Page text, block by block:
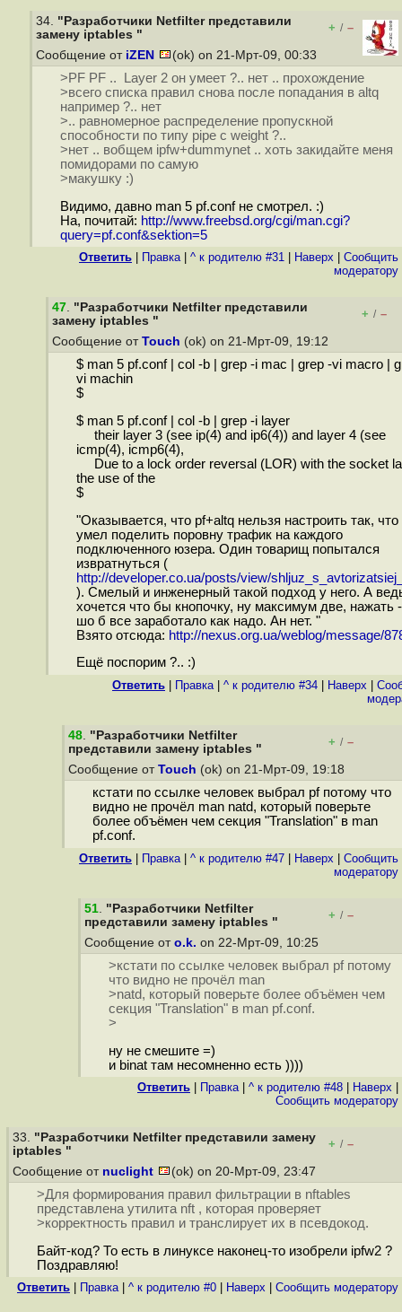
34. "Разработчики Netfilter представили
замену iptables "
+ / –
Сообщение от iZEN (ok) on 21-Мрт-09, 00:33
>PF PF .. Layer 2 он умеет ?.. нет .. прохождение
>всего списка правил снова после попадания в altq
например ?.. нет
>.. равномерное распределение пропускной
способности по типу pipe с weight ?..
>нет .. вобщем ipfw+dummynet .. хоть закидайте меня
помидорами по самую
>макушку :)
Видимо, давно man 5 pf.conf не смотрел. :)
На, почитай: http://www.freebsd.org/cgi/man.cgi?
query=pf.conf&sektion=5
Ответить Правка| ^ к родителю #31 Наверх
Cообщить
модератору
47. "Разработчики Netfilter представили
замену iptables "
+ / –
Сообщение от Touch (ok) on 21-Мрт-09, 19:12
$ man 5 pf.conf | col -b | grep -i mac | grep -vi macro |
vi machin
$
$ man 5 pf.conf | col -b | grep -i layer
their layer 3 (see ip(4) and ip6(4)) and layer 4 (see
icmp(4), icmp6(4),
Due to a lock order reversal (LOR) with the socket
the use of the
$
"Оказывается, что pf+altq нельзя настроить так,
умел поделить поровну трафик на каждого
подключенного юзера. Один товарищ попытался
извратнуться (
http://developer.co.ua/posts/view/
). Смелый и инженерный такой подход у него. А
хочется что бы кнопочку, ну максимум две, нажать
шо б все заработало как надо. Ан нет. "
Взято отсюда: http://nexus.org.ua/weblog/message/
Ещё поспорим ?.. :)
Ответить Правка| ^ к родителю #34 Наверх
48. "Разработчики Netfilter
представили замену iptables "
+ / –
Сообщение от Touch (ok) on 21-Мрт-09, 19:18
кстати по ссылке человек выбрал pf потому что
видно не прочёл man natd, который поверьте
более объёмен чем секция "Translation" в man
pf.conf.
Ответить Правка| ^ к родителю #47 Наверх
Cообщить
модератору
51. "Разработчики Netfilter
представили замену iptables "
+ / –
Сообщение от o.k. on 22-Мрт-09, 10:25
>кстати по ссылке человек выбрал pf потому
что видно не прочёл man
>natd, который поверьте более объёмен чем
секция "Translation" в man pf.conf.
>
ну не смешите =)
и binat там несомненно есть ))))
Ответить Правка| ^ к родителю #48 Наверх
Cообщить модератору
33. "Разработчики Netfilter представили замену
iptables "
+ / –
Сообщение от nuclight (ok) on 20-Мрт-09, 23:47
>Для формирования правил фильтрации в nftables
представлена утилита nft , которая проверяет
>корректность правил и транслирует их в псевдокод.
Байт-код? То есть в линуксе наконец-то изобрели ipfw2 ?
Поздравляю!
Ответить Правка| ^ к родителю #0 Наверх Cообщить модератору